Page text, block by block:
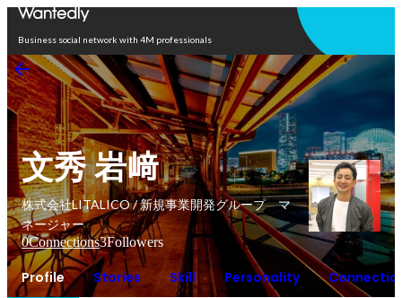
Business social network with 4M professionals
文秀 岩﨑
株式会社LITALICO / 新規事業開発グループ マ
ネージャー
0Connections3Followers
Profile Stories Skill Personality